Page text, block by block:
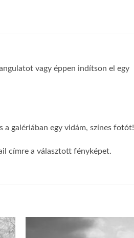
vagy éppen indítson el egy
a galériában egy vidám, színes fotót!
címre a választott fényképet.